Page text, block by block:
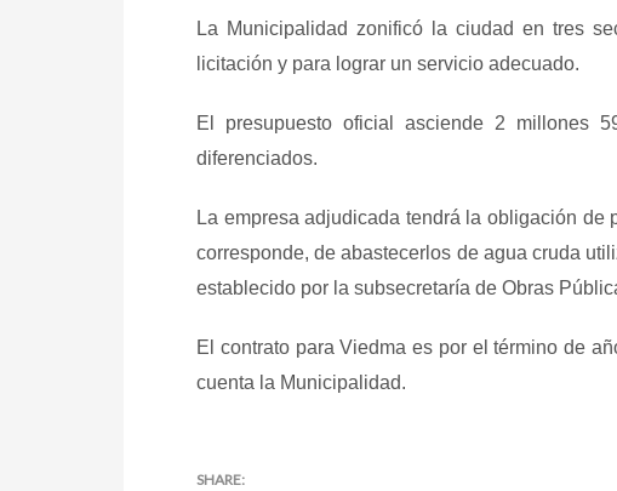
La Municipalidad zonificó la ciudad en tres
licitación y para lograr un servicio adecuado.
El presupuesto oficial asciende 2 millones
diferenciados.
La empresa adjudicada tendrá la obligación
corresponde, de abastecerlos de agua cruda
establecido por la subsecretaría de Obras
El contrato para Viedma es por el término de
cuenta la Municipalidad.